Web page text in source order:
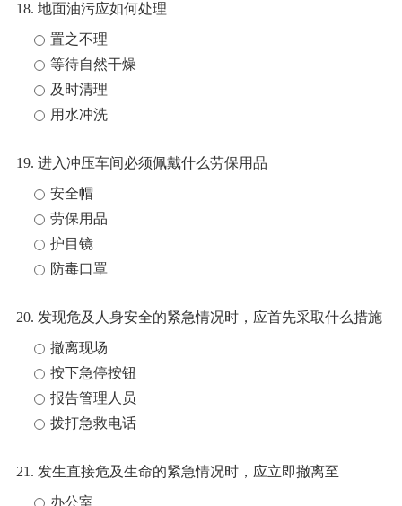
18. 地面油污应如何处理
置之不理
等待自然干燥
及时清理
用水冲洗
19. 进入冲压车间必须佩戴什么劳保用品
安全帽
劳保用品
护目镜
防毒口罩
20. 发现危及人身安全的紧急情况时，应首先采取什么措施
撤离现场
按下急停按钮
报告管理人员
拨打急救电话
21. 发生直接危及生命的紧急情况时，应立即撤离至
办公室